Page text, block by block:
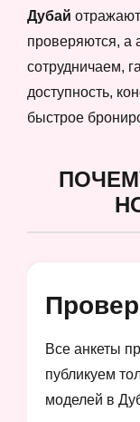
Дубай
проверяются, а
сотрудничаем,
доступность,
быстрое
Все анкеты
публикуем
моделей в